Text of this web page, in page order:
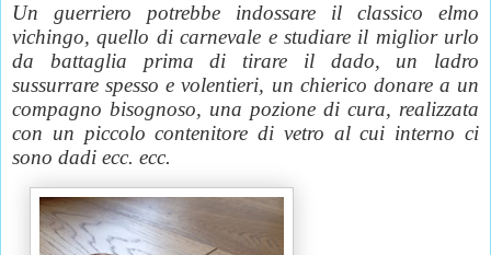
Un guerriero potrebbe indossare il classico elmo
vichingo, quello di carnevale e studiare il miglior urlo
da battaglia prima di tirare il dado, un ladro
sussurrare spesso e volentieri, un chierico donare a un
compagno bisognoso, una pozione di cura, realizzata
con un piccolo contenitore di vetro al cui interno ci
sono dadi ecc. ecc.